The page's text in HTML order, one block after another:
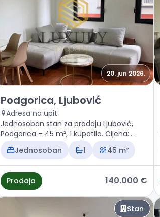
20. jun 2026.
Prodaja - Stan Podgorica, Ljubović
Podgorica, Ljubović
Adresa na upit
Jednosoban stan za prodaju Ljubović,
Podgorica – 45 m², 1 kupatilo. Cijena:
140.000 €
Jednosoban 1 45 m²
Prodaja 140.000 €
Stan